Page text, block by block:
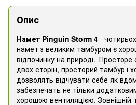
Опис
Намет Pinguin Storm 4 -
намет з великим тамбуром є
відпочинку на природі. Просторе
двох сторін, просторий тамбур і
дозволять відчувати себе як
забезпечать не тільки
хорошою вентиляцією. Зовнішній